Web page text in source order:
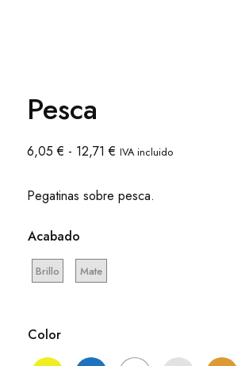
Pesca
6,05€ - 12,71€ Rango
desde
IVA incluido
Pegatinas sobre pesca.
Acabado
Brillo Mate
Color